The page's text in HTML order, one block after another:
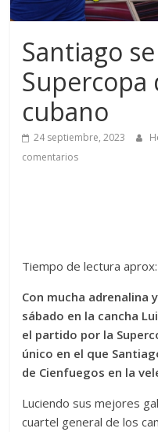
Santiago
cubano
24 septiembre, 2023
comentarios
Tiempo de lectura
Con mucha adrenalina
sábado en la cancha
el partido por la
único en el que
de Cienfuegos en la
Luciendo sus mejores
cuartel general de los